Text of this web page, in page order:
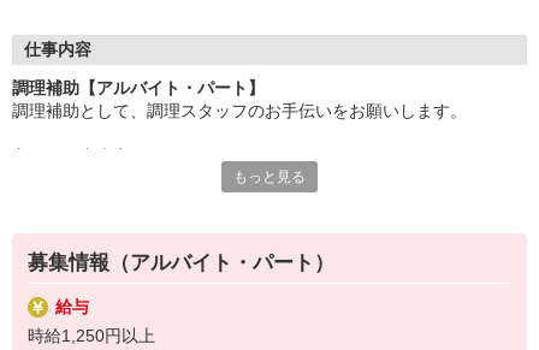
●20代〜50代の幅広い年代のスタッフが活躍中
躍中
入社後は先輩たちが優しくフォローしながら進めますので、
安心してお仕事を始められます。
【会社について】
給食受託の外資系大手企業、コンパスグループ・ジャパン。
全国約1,500ヵ所で「コントラクトフードサービス」を展開して
います
仕事内容
調理補助【アルバイト・パート】
調理補助として、調理スタッフのお手伝いをお願いします。
〇小鉢や付け合わせをお皿に盛り付ける
調理員が調理を行う為、包丁などは基本的には使いません。
料理が苦手、普段は料理をあまりしないという方もご安心下さい♪
盛り付けのお仕事が終わったら、料理提供の準備や洗い場など、
別の担当のお手伝いをお願いすることもあります◎
もっと見る
募集情報（アルバイト・パート）
給与
時給1,250円以上